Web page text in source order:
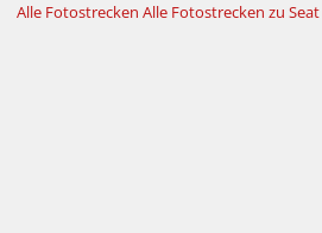
Alle Fotostrecken Alle Fotostrecken zu Seat